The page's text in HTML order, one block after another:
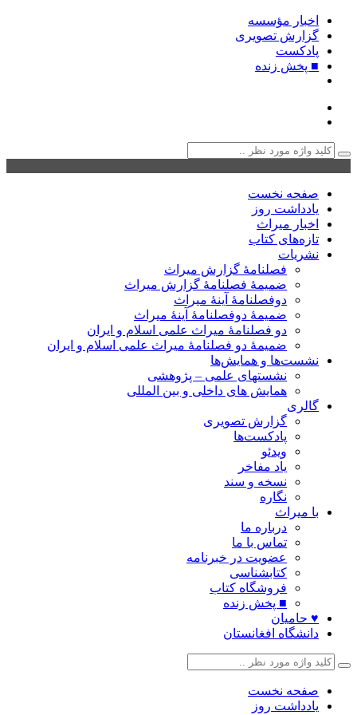
اخبار مؤسسه
گزارش تصویری
پادکست‌
■ پخش زنده
صفحه نخست
یادداشت روز
اخبار میراث
تازه‌های کتاب
نشریات
فصلنامۀ گزارش میراث
ضمیمۀ فصلنامۀ گزارش میراث
دوفصلنامۀ آینۀ میراث
ضمیمۀ دوفصلنامۀ آینۀ میراث
دو فصلنامۀ میراث علمی اسلام و ایران
ضمیمۀ دو فصلنامۀ میراث علمی اسلام و ایران
نشست‌ها و همایش‌ها
نشستهای علمی – پژوهشی
همایش های داخلی و بین المللی
گالری
گزارش تصویری
پادکست‌ها
ویدئو
یاد مفاخر
نسخه و سند
نگاره
با میراث
درباره ما
تماس با ما
عضویت در خبرنامه
کتابشناسی
فروشگاه کتاب
■ پخش زنده
♥ حامیان
دانشگاه افغانستان
صفحه نخست
یادداشت روز